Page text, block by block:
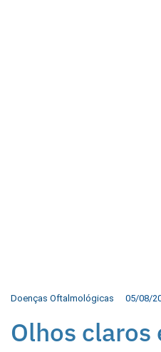
Doenças Oftalmológicas 05/08/
Olhos claros